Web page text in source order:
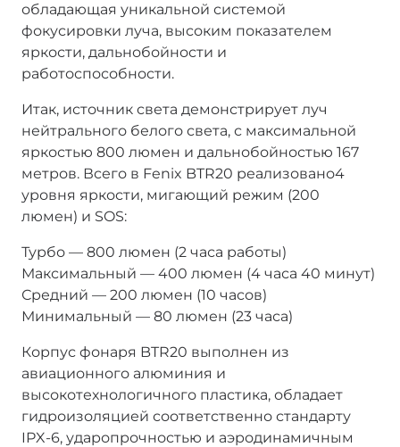
обладающая уникальной системой
фокусировки луча, высоким показателем
яркости, дальнобойности и
работоспособности.
Итак, источник света демонстрирует луч
нейтрального белого света, с максимальной
яркостью 800 люмен и дальнобойностью 167
метров. Всего в Fenix BTR20 реализовано4
уровня яркости, мигающий режим (200
люмен) и SOS:
Турбо — 800 люмен (2 часа работы)
Максимальный — 400 люмен (4 часа 40 минут)
Средний — 200 люмен (10 часов)
Минимальный — 80 люмен (23 часа)
Корпус фонаря BTR20 выполнен из
авиационного алюминия и
высокотехнологичного пластика, обладает
гидроизоляцией соответственно стандарту
IPX-6, ударопрочностью и аэродинамичным